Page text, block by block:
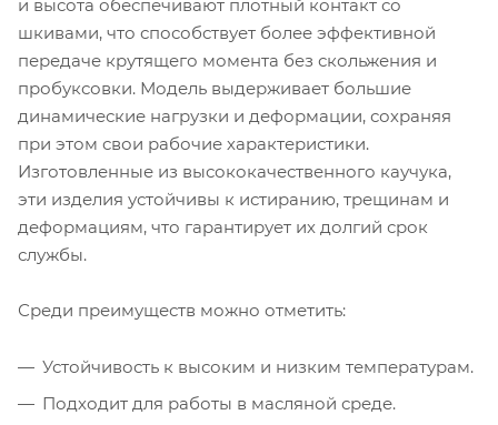
и высота обеспечивают плотный контакт со
шкивами, что способствует более эффективной
передаче крутящего момента без скольжения и
пробуксовки. Модель выдерживает большие
динамические нагрузки и деформации, сохраняя
при этом свои рабочие характеристики.
Изготовленные из высококачественного каучука,
эти изделия устойчивы к истиранию, трещинам и
деформациям, что гарантирует их долгий срок
службы.
Среди преимуществ можно отметить:
Устойчивость к высоким и низким температурам.
Подходит для работы в масляной среде.